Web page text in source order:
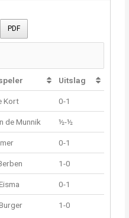
PDF
Uitslag
Kort 0-1
de Munnik ½-½
0-1
1-0
0-1
1-0